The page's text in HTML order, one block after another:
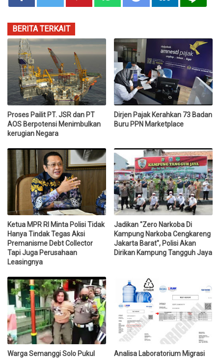
BERITA TERKAIT
Proses Pailit PT. JSR dan PT
AOS Berpotensi Menimbulkan
kerugian Negara
Dirjen Pajak Kerahkan 73 Badan
Buru PPN Marketplace
Ketua MPR RI Minta Polisi Tidak
Hanya Tindak Tegas Aksi
Premanisme Debt Collector
Tapi Juga Perusahaan
Leasingnya
Jadikan "Zero Narkoba Di
Kampung Narkoba Cengkareng
Jakarta Barat", Polisi Akan
Dirikan Kampung Tangguh Jaya
Warga Semanggi Solo Pukul
Analisa Laboratorium Migrasi